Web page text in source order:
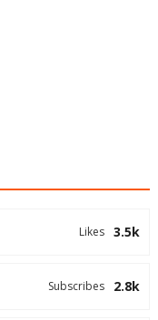
3.5k
Likes
2.8k
Subscribes